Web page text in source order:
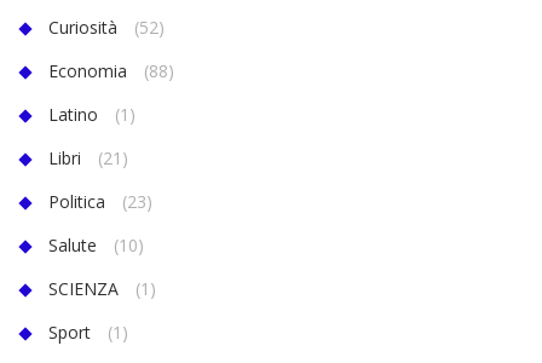
Curiosità
(52)
Economia
(88)
Latino
(1)
Libri
(21)
Politica
(23)
Salute
(10)
SCIENZA
(1)
Sport
(1)